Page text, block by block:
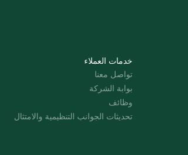
خدمات العملاء
تواصل معنا
بوابة الشركة
وظائف
تحديثات الجوانب التنظيمية والامتثال